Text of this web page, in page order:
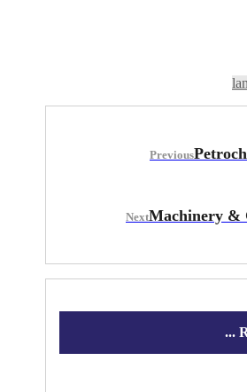
Previous
NextMachinery &